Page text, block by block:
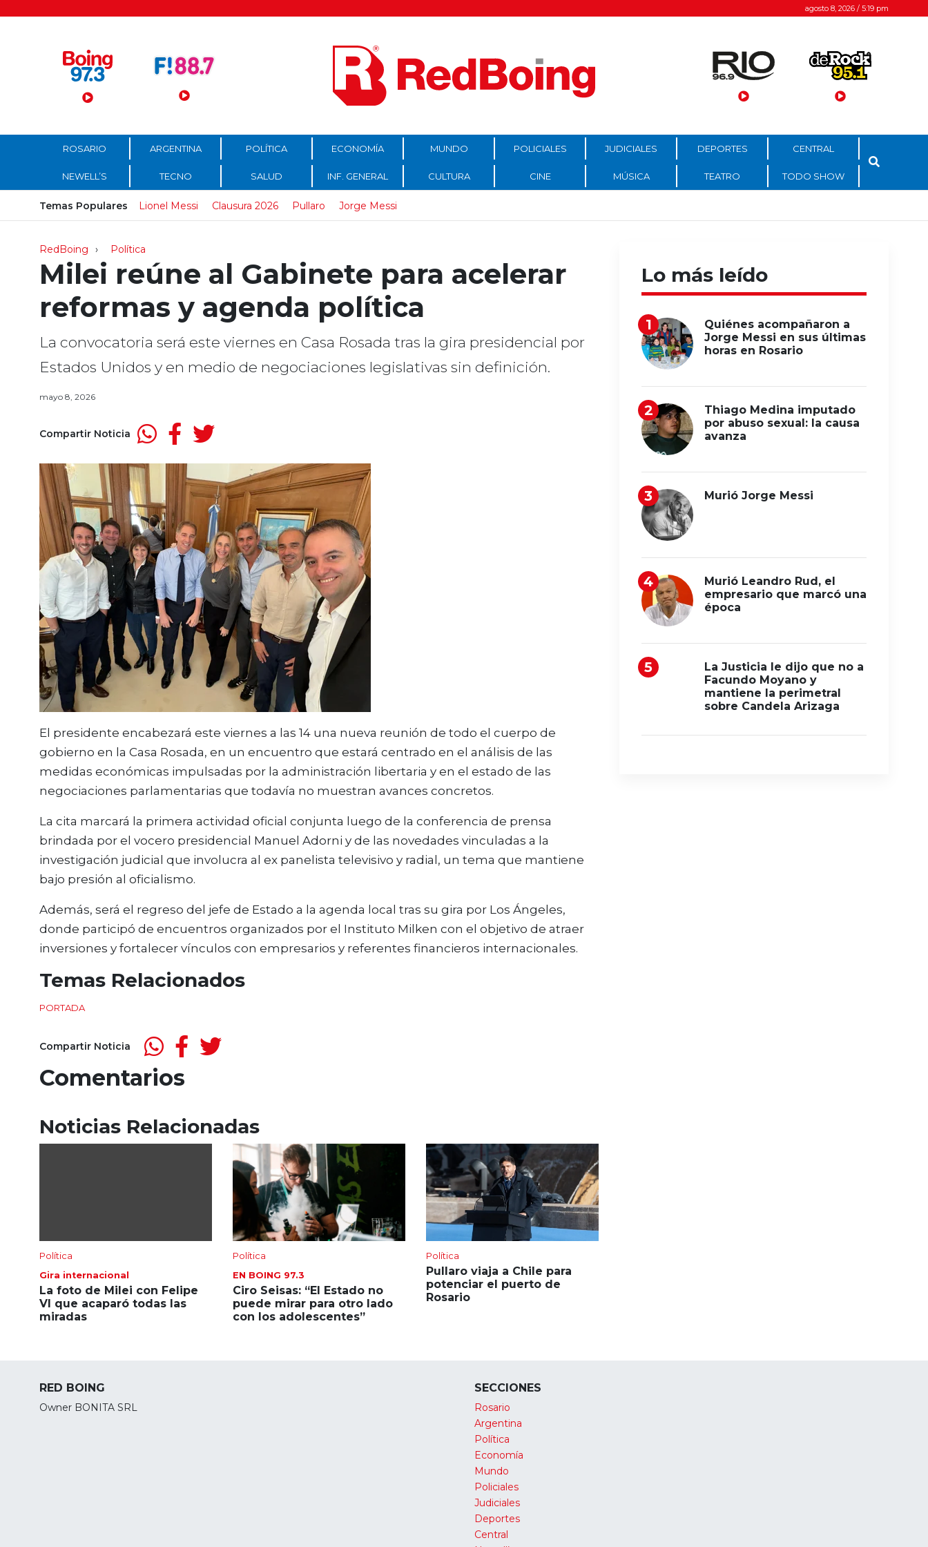
Menú Principal agosto 8, 2026 / 5:19 pm
ROSARIO ARGENTINA POLÍTICA ECONOMÍA MUNDO POLICIALES JUDICIALES DEPORTES CENTRAL
NEWELL’S TECNO SALUD INF. GENERAL CULTURA CINE MÚSICA TEATRO TODO SHOW
Temas Populares Lionel Messi Clausura 2026 Pullaro Jorge Messi
RedBoing Política
Milei reúne al Gabinete para acelerar
reformas y agenda política
La convocatoria será este viernes en Casa Rosada tras la gira presidencial por
Estados Unidos y en medio de negociaciones legislativas sin definición.
mayo 8, 2026
Compartir Noticia
El presidente encabezará este viernes a las 14 una nueva reunión de todo el cuerpo de
gobierno en la Casa Rosada, en un encuentro que estará centrado en el análisis de las
medidas económicas impulsadas por la administración libertaria y en el estado de las
negociaciones parlamentarias que todavía no muestran avances concretos.
La cita marcará la primera actividad oficial conjunta luego de la conferencia de prensa
brindada por el vocero presidencial Manuel Adorni y de las novedades vinculadas a la
investigación judicial que involucra al ex panelista televisivo y radial, un tema que mantiene
bajo presión al oficialismo.
Además, será el regreso del jefe de Estado a la agenda local tras su gira por Los Ángeles,
donde participó de encuentros organizados por el Instituto Milken con el objetivo de atraer
inversiones y fortalecer vínculos con empresarios y referentes financieros internacionales.
Temas Relacionados
PORTADA
Compartir Noticia
Comentarios
Noticias Relacionadas
Política
Gira internacional
La foto de Milei con Felipe
VI que acaparó todas las
miradas
Política
EN BOING 97.3
Ciro Seisas: “El Estado no
puede mirar para otro lado
con los adolescentes”
Política
Pullaro viaja a Chile para
potenciar el puerto de
Rosario
Lo más leído
Quiénes acompañaron a
Jorge Messi en sus últimas
horas en Rosario
Thiago Medina imputado
por abuso sexual: la causa
avanza
Murió Jorge Messi
Murió Leandro Rud, el
empresario que marcó una
época
La Justicia le dijo que no a
Facundo Moyano y
mantiene la perimetral
sobre Candela Arizaga
RED BOING
Owner BONITA SRL
SECCIONES
Rosario
Argentina
Política
Economía
Mundo
Policiales
Judiciales
Deportes
Central